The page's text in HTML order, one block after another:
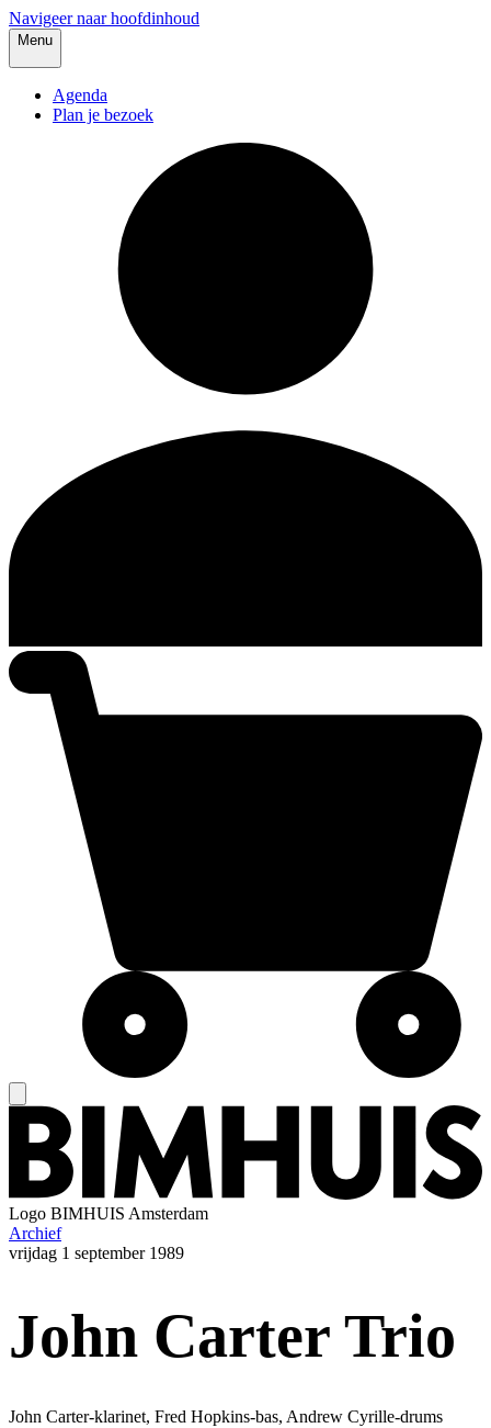
Navigeer naar hoofdinhoud
Menu
Agenda
Plan je bezoek
Logo BIMHUIS Amsterdam
Archief
vrijdag 1 september 1989
John Carter Trio
John Carter-klarinet, Fred Hopkins-bas, Andrew Cyrille-drums